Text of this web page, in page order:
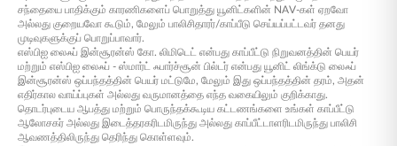
அடிப்படையில், முன்கூட்டியே நிறுத்தப்பட்டால்
இவை பொருந்தும்.
இறப்பு கட்டணங்கள்: இவை ஆயுள் காப்பீட்டுப்
பாதுகாப்பை உள்ளடக்குகின்றன, எதிர்பாராத
சூழ்நிலைகளில் உங்கள் குடும்பம்
ஆதரிக்கப்படுவதை உறுதி செய்கிறது.
சந்தையை பாதிக்கும் காரணிகளைப் பொறுத்து யூனிட்களின் NAV-கள் ஏறவோ
அல்லது குறையவோ கூடும், மேலும் பாலிசிதாரர்/காப்பீடு செய்யப்பட்டவர் தனது
முடிவுகளுக்குப் பொறுப்பாவார்.
எஸ்பிஐ லைஃப் இன்சூரன்ஸ் கோ. லிமிடெட் என்பது காப்பீட்டு நிறுவனத்தின் பெயர்
மற்றும் எஸ்பிஐ லைஃப் - ஸ்மார்ட் ஃபார்ச்சூன் பில்டர் என்பது யூனிட் லிங்க்டு லைஃப்
இன்சூரன்ஸ் ஒப்பந்தத்தின் பெயர் மட்டுமே, மேலும் இது ஒப்பந்தத்தின் தரம், அதன்
எதிர்கால வாய்ப்புகள் அல்லது வருமானத்தை எந்த வகையிலும் குறிக்காது.
தொடர்புடைய ஆபத்து மற்றும் பொருந்தக்கூடிய கட்டணங்களை உங்கள் காப்பீட்டு
ஆலோசகர் அல்லது இடைத்தரகரிடமிருந்து அல்லது காப்பீட்டாளரிடமிருந்து பாலிசி
ஆவணத்திலிருந்து தெரிந்து கொள்ளவும்.